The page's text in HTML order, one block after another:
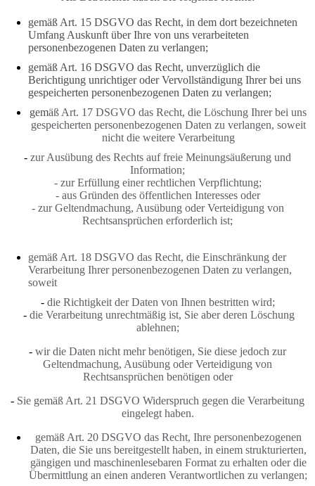
gemäß Art. 15 DSGVO das Recht, in dem dort bezeichneten
Umfang Auskunft über Ihre von uns verarbeiteten
personenbezogenen Daten zu verlangen;
gemäß Art. 16 DSGVO das Recht, unverzüglich die
Berichtigung unrichtiger oder Vervollständigung Ihrer bei uns
gespeicherten personenbezogenen Daten zu verlangen;
gemäß Art. 17 DSGVO das Recht, die Löschung Ihrer bei uns
gespeicherten personenbezogenen Daten zu verlangen, soweit
nicht die weitere Verarbeitung
- zur Ausübung des Rechts auf freie Meinungsäußerung und
Information;
-zur Erfüllung einer rechtlichen Verpflichtung;
- aus Gründen des öffentlichen Interesses oder
- zur Geltendmachung, Ausübung oder Verteidigung von
Rechtsansprüchen erforderlich ist;
gemäß Art. 18 DSGVO das Recht, die Einschränkung der
Verarbeitung Ihrer personenbezogenen Daten zu verlangen,
soweit
-die Richtigkeit der Daten von Ihnen bestritten wird;
- die Verarbeitung unrechtmäßig ist, Sie aber deren Löschung
ablehnen;
- wir die Daten nicht mehr benötigen, Sie diese jedoch zur
Geltendmachung, Ausübung oder Verteidigung von
Rechtsansprüchen benötigen oder
- Sie gemäß Art. 21 DSGVO Widerspruch gegen die Verarbeitung
eingelegt haben.
gemäß Art. 20 DSGVO das Recht, Ihre personenbezogenen
Daten, die Sie uns bereitgestellt haben, in einem strukturierten,
gängigen und maschinenlesebaren Format zu erhalten oder die
Übermittlung an einen anderen Verantwortlichen zu verlangen;